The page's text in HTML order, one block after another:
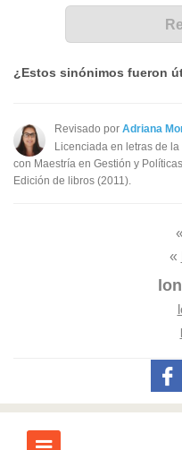
¿Estos sinónimos fueron
Existen sinónimos
Ninguno de los
Revisado por Adriana
Licenciada en letras de
con Maestría en Gestión y
Edición de libros (2011).
«
«